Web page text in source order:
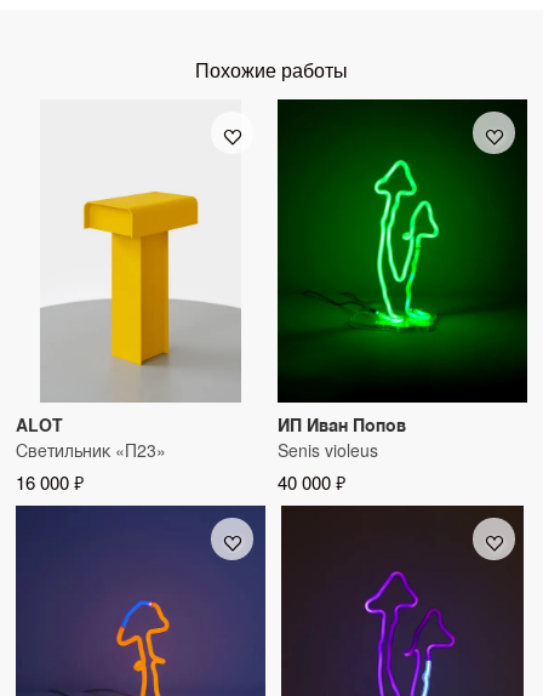
Похожие работы
ALOT
Светильник «П23»
16 000 ₽
ИП Иван Попов
Senis violeus
40 000 ₽